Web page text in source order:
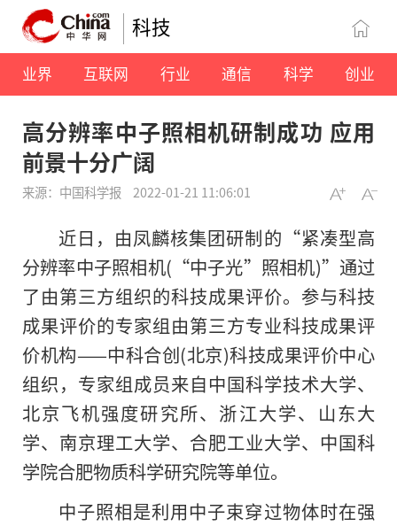
科技
业界 互联网 行业 通信 科学 创业
高分辨率中子照相机研制成功 应用
前景十分广阔
来源：中国科学报 2022-01-21 11:06:01
近日，由凤麟核集团研制的“紧凑型高
分辨率中子照相机(“中子光”照相机)”通过
了由第三方组织的科技成果评价。参与科技
成果评价的专家组由第三方专业科技成果评
价机构——中科合创(北京)科技成果评价中心
组织，专家组成员来自中国科学技术大学、
北京飞机强度研究所、浙江大学、山东大
学、南京理工大学、合肥工业大学、中国科
学院合肥物质科学研究院等单位。
中子照相是利用中子束穿过物体时在强